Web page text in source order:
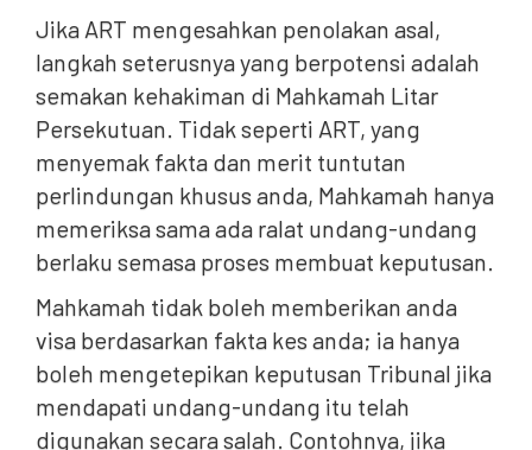
Jika ART mengesahkan penolakan asal,
langkah seterusnya yang berpotensi adalah
semakan kehakiman di Mahkamah Litar
Persekutuan. Tidak seperti ART, yang
menyemak fakta dan merit tuntutan
perlindungan khusus anda, Mahkamah hanya
memeriksa sama ada ralat undang-undang
berlaku semasa proses membuat keputusan.
Mahkamah tidak boleh memberikan anda
visa berdasarkan fakta kes anda; ia hanya
boleh mengetepikan keputusan Tribunal jika
mendapati undang-undang itu telah
digunakan secara salah. Contohnya, jika